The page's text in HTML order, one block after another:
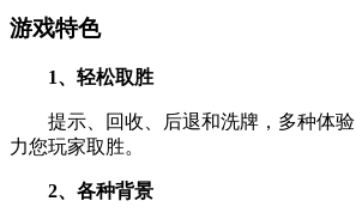
游戏特色
1、轻松取胜
提示、回收、后退和洗牌，多种体验
力您玩家取胜。
2、各种背景